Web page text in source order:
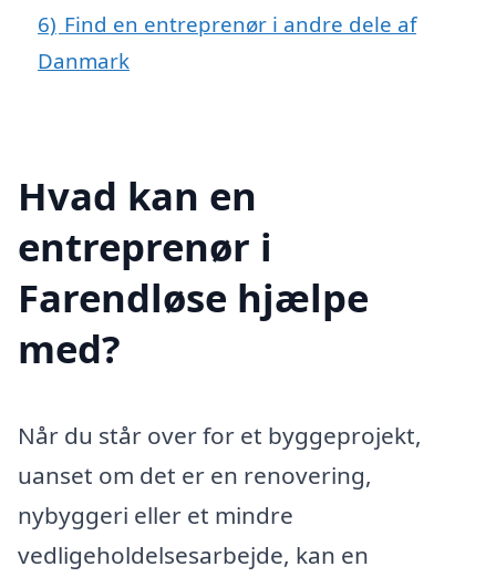
6) Find en entreprenør i andre dele af
Danmark
Hvad kan en
entreprenør i
Farendløse hjælpe
med?
Når du står over for et byggeprojekt,
uanset om det er en renovering,
nybyggeri eller et mindre
vedligeholdelsesarbejde, kan en